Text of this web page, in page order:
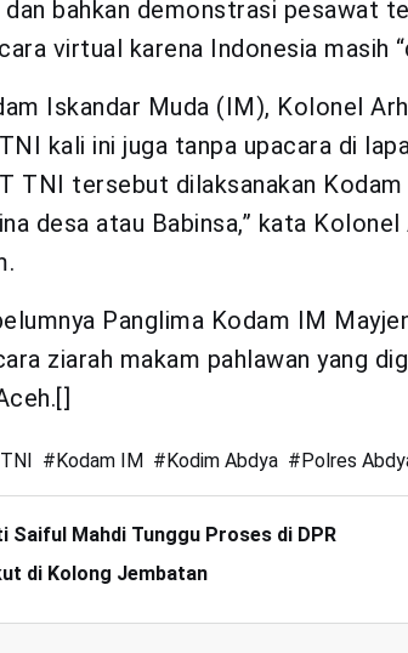
bahkan demonstrasi pesawat
virtual karena Indonesia masih
Iskandar Muda (IM), Kolonel
kali ini juga tanpa upacara di
TNI tersebut dilaksanakan Kodam
desa atau Babinsa,” kata
Panglima Kodam IM
ziarah makam pahlawan yang
# Kodam IM # Kodim Abdya # Polres
Saiful Mahdi Tunggu Proses di DPR
di Kolong Jembatan